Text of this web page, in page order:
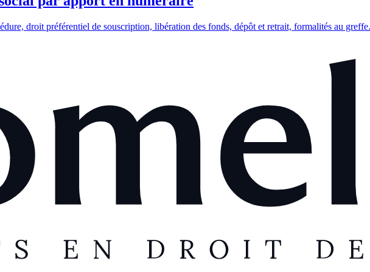
droit préférentiel de souscription, libération des fonds, dépôt et retrait, formalités au greffe.